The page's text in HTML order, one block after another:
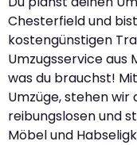
Chesterfield und
kostengünstigen
Umzugsservice aus
was du brauchst!
Umzüge, stehen wir
reibungslosen und
Möbel und